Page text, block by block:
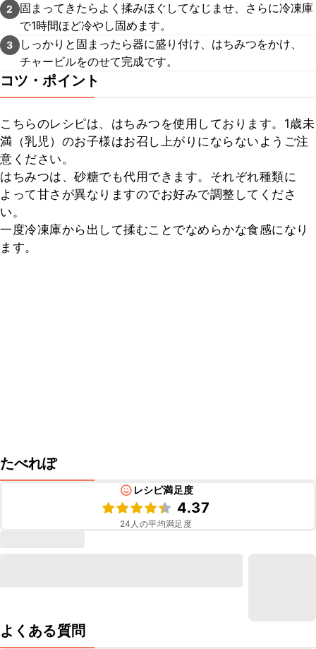
2
固まってきたらよく揉みほぐしてなじませ、さらに冷凍庫
で1時間ほど冷やし固めます。
3
しっかりと固まったら器に盛り付け、はちみつをかけ、
チャービルをのせて完成です。
コツ・ポイント
こちらのレシピは、はちみつを使用しております。1歳未
満（乳児）のお子様はお召し上がりにならないようご注
意ください。
はちみつは、砂糖でも代用できます。それぞれ種類に
よって甘さが異なりますのでお好みで調整してくださ
い。
一度冷凍庫から出して揉むことでなめらかな食感になり
ます。
たべれぽ
レシピ満足度
4.37
24 人の平均満足度
よくある質問